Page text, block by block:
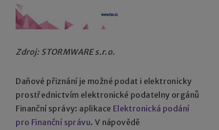
Zdroj: STORMWARE s.r.o.
Daňové přiznání je možné podat i elektronicky
prostřednictvím elektronické podatelny orgánů
Finanční správy: aplikace Elektronická podání
pro Finanční správu. V nápovědě